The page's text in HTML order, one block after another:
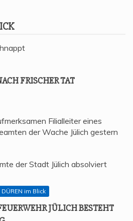
FRI­SCHER TAT
Filialleiter eines
der Wache Jülich gestern
DÜREN im Blick
JÜLICH BESTEHT